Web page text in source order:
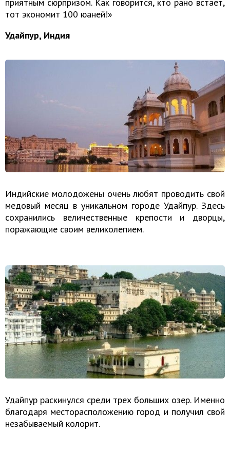
тот экономит 100 юаней!»
Удайпур, Индия
Индийские молодожены очень любят проводить свой
медовый месяц в уникальном городе Удайпур. Здесь
сохранились величественные крепости и дворцы,
поражающие своим великолепием.
Удайпур раскинулся среди трех больших озер. Именно
благодаря месторасположению город и получил свой
незабываемый колорит.